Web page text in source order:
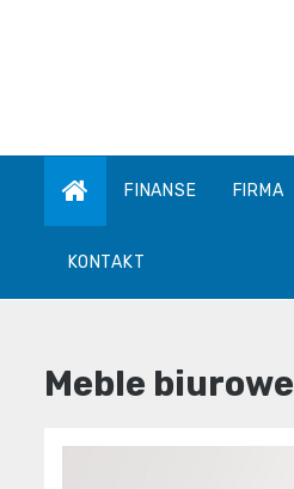
FINANSE FIRMA
KONTAKT
Meble biurowe